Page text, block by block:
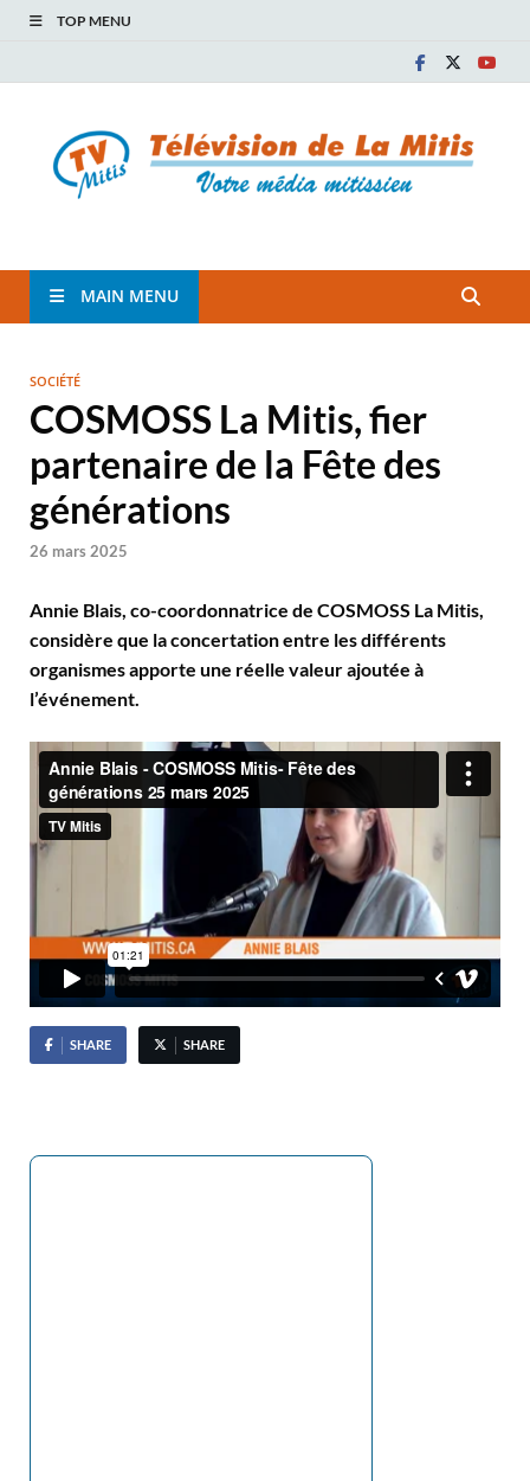
TOP MENU
TVM
MAIN MENU
SOCIÉTÉ
COSMOSS La Mitis, fier
partenaire de la Fête des
générations
26 mars 2025
Annie Blais, co-coordonnatrice de COSMOSS La Mitis,
considère que la concertation entre les différents
organismes apporte une réelle valeur ajoutée à
l’événement.
SHARE SHARE